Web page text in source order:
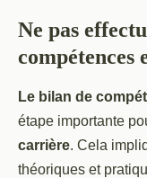
Ne pas
compétences
Le bilan de
étape importante
carrière. Cela
théoriques et